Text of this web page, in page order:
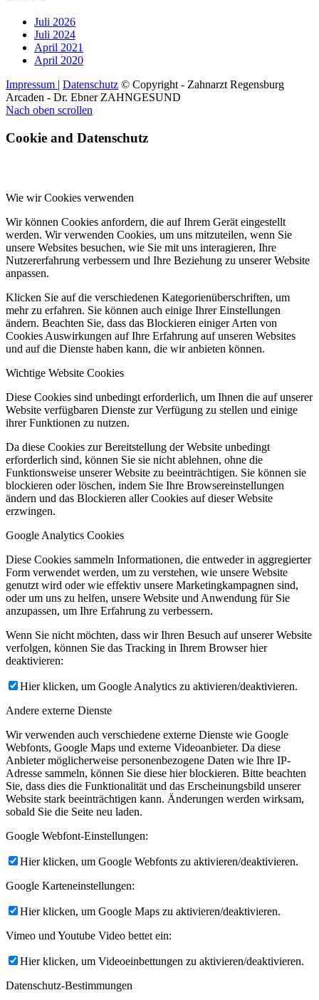
Juli 2026
Juli 2024
April 2021
April 2020
Impressum | Datenschutz © Copyright - Zahnarzt Regensburg
Arcaden - Dr. Ebner ZAHNGESUND
Nach oben scrollen
Cookie and Datenschutz
Wie wir Cookies verwenden
Wir können Cookies anfordern, die auf Ihrem Gerät eingestellt
werden. Wir verwenden Cookies, um uns mitzuteilen, wenn Sie
unsere Websites besuchen, wie Sie mit uns interagieren, Ihre
Nutzererfahrung verbessern und Ihre Beziehung zu unserer Website
anpassen.
Klicken Sie auf die verschiedenen Kategorienüberschriften, um
mehr zu erfahren. Sie können auch einige Ihrer Einstellungen
ändern. Beachten Sie, dass das Blockieren einiger Arten von
Cookies Auswirkungen auf Ihre Erfahrung auf unseren Websites
und auf die Dienste haben kann, die wir anbieten können.
Wichtige Website Cookies
Diese Cookies sind unbedingt erforderlich, um Ihnen die auf unserer
Website verfügbaren Dienste zur Verfügung zu stellen und einige
ihrer Funktionen zu nutzen.
Da diese Cookies zur Bereitstellung der Website unbedingt
erforderlich sind, können Sie sie nicht ablehnen, ohne die
Funktionsweise unserer Website zu beeinträchtigen. Sie können sie
blockieren oder löschen, indem Sie Ihre Browsereinstellungen
ändern und das Blockieren aller Cookies auf dieser Website
erzwingen.
Google Analytics Cookies
Diese Cookies sammeln Informationen, die entweder in aggregierter
Form verwendet werden, um zu verstehen, wie unsere Website
genutzt wird oder wie effektiv unsere Marketingkampagnen sind,
oder um uns zu helfen, unsere Website und Anwendung für Sie
anzupassen, um Ihre Erfahrung zu verbessern.
Wenn Sie nicht möchten, dass wir Ihren Besuch auf unserer Website
verfolgen, können Sie das Tracking in Ihrem Browser hier
deaktivieren:
Hier klicken, um Google Analytics zu aktivieren/deaktivieren.
Andere externe Dienste
Wir verwenden auch verschiedene externe Dienste wie Google
Webfonts, Google Maps und externe Videoanbieter. Da diese
Anbieter möglicherweise personenbezogene Daten wie Ihre IP-
Adresse sammeln, können Sie diese hier blockieren. Bitte beachten
Sie, dass dies die Funktionalität und das Erscheinungsbild unserer
Website stark beeinträchtigen kann. Änderungen werden wirksam,
sobald Sie die Seite neu laden.
Google Webfont-Einstellungen:
Hier klicken, um Google Webfonts zu aktivieren/deaktivieren.
Google Karteneinstellungen:
Hier klicken, um Google Maps zu aktivieren/deaktivieren.
Vimeo und Youtube Video bettet ein:
Hier klicken, um Videoeinbettungen zu aktivieren/deaktivieren.
Datenschutz-Bestimmungen